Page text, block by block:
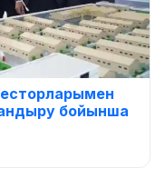
бойынша